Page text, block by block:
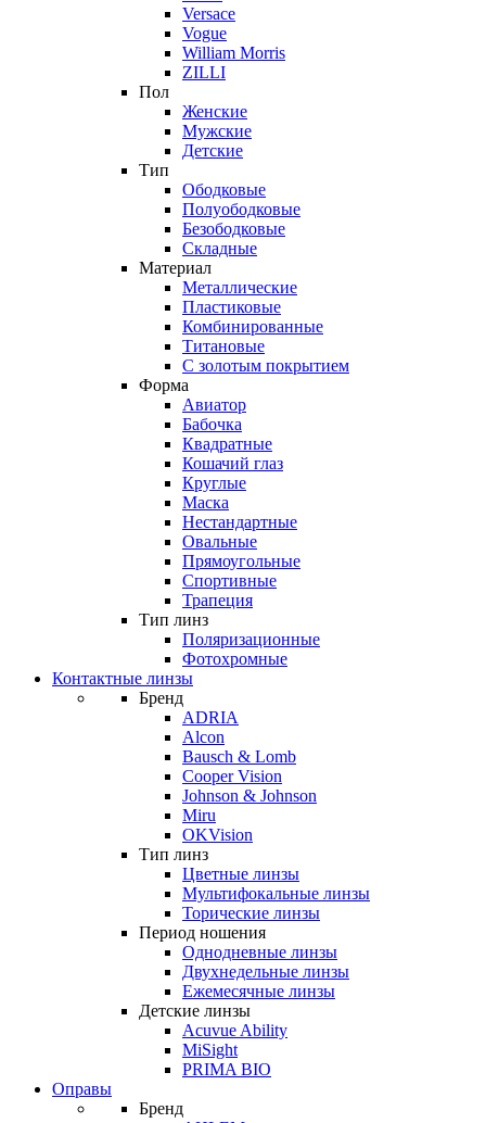
Versace
Vogue
William Morris
ZILLI
Пол
Женские
Мужские
Детские
Тип
Ободковые
Полуободковые
Безободковые
Складные
Материал
Металлические
Пластиковые
Комбинированные
Титановые
С золотым покрытием
Форма
Авиатор
Бабочка
Квадратные
Кошачий глаз
Круглые
Маска
Нестандартные
Овальные
Прямоугольные
Спортивные
Трапеция
Тип линз
Поляризационные
Фотохромные
Контактные линзы
Бренд
ADRIA
Alcon
Bausch & Lomb
Cooper Vision
Johnson & Johnson
Miru
OKVision
Тип линз
Цветные линзы
Мультифокальные линзы
Торические линзы
Период ношения
Однодневные линзы
Двухнедельные линзы
Ежемесячные линзы
Детские линзы
Acuvue Ability
MiSight
PRIMA BIO
Оправы
Бренд